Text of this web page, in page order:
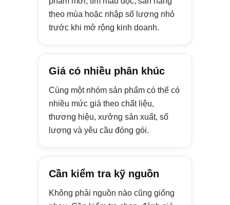
theo mùa hoặc nhập số lượng nhỏ
trước khi mở rộng kinh doanh.
Giá có nhiều phân khúc
Cùng một nhóm sản phẩm có thể có
nhiều mức giá theo chất liệu,
thương hiệu, xưởng sản xuất, số
lượng và yêu cầu đóng gói.
Cần kiểm tra kỹ nguồn
Không phải nguồn nào cũng giống